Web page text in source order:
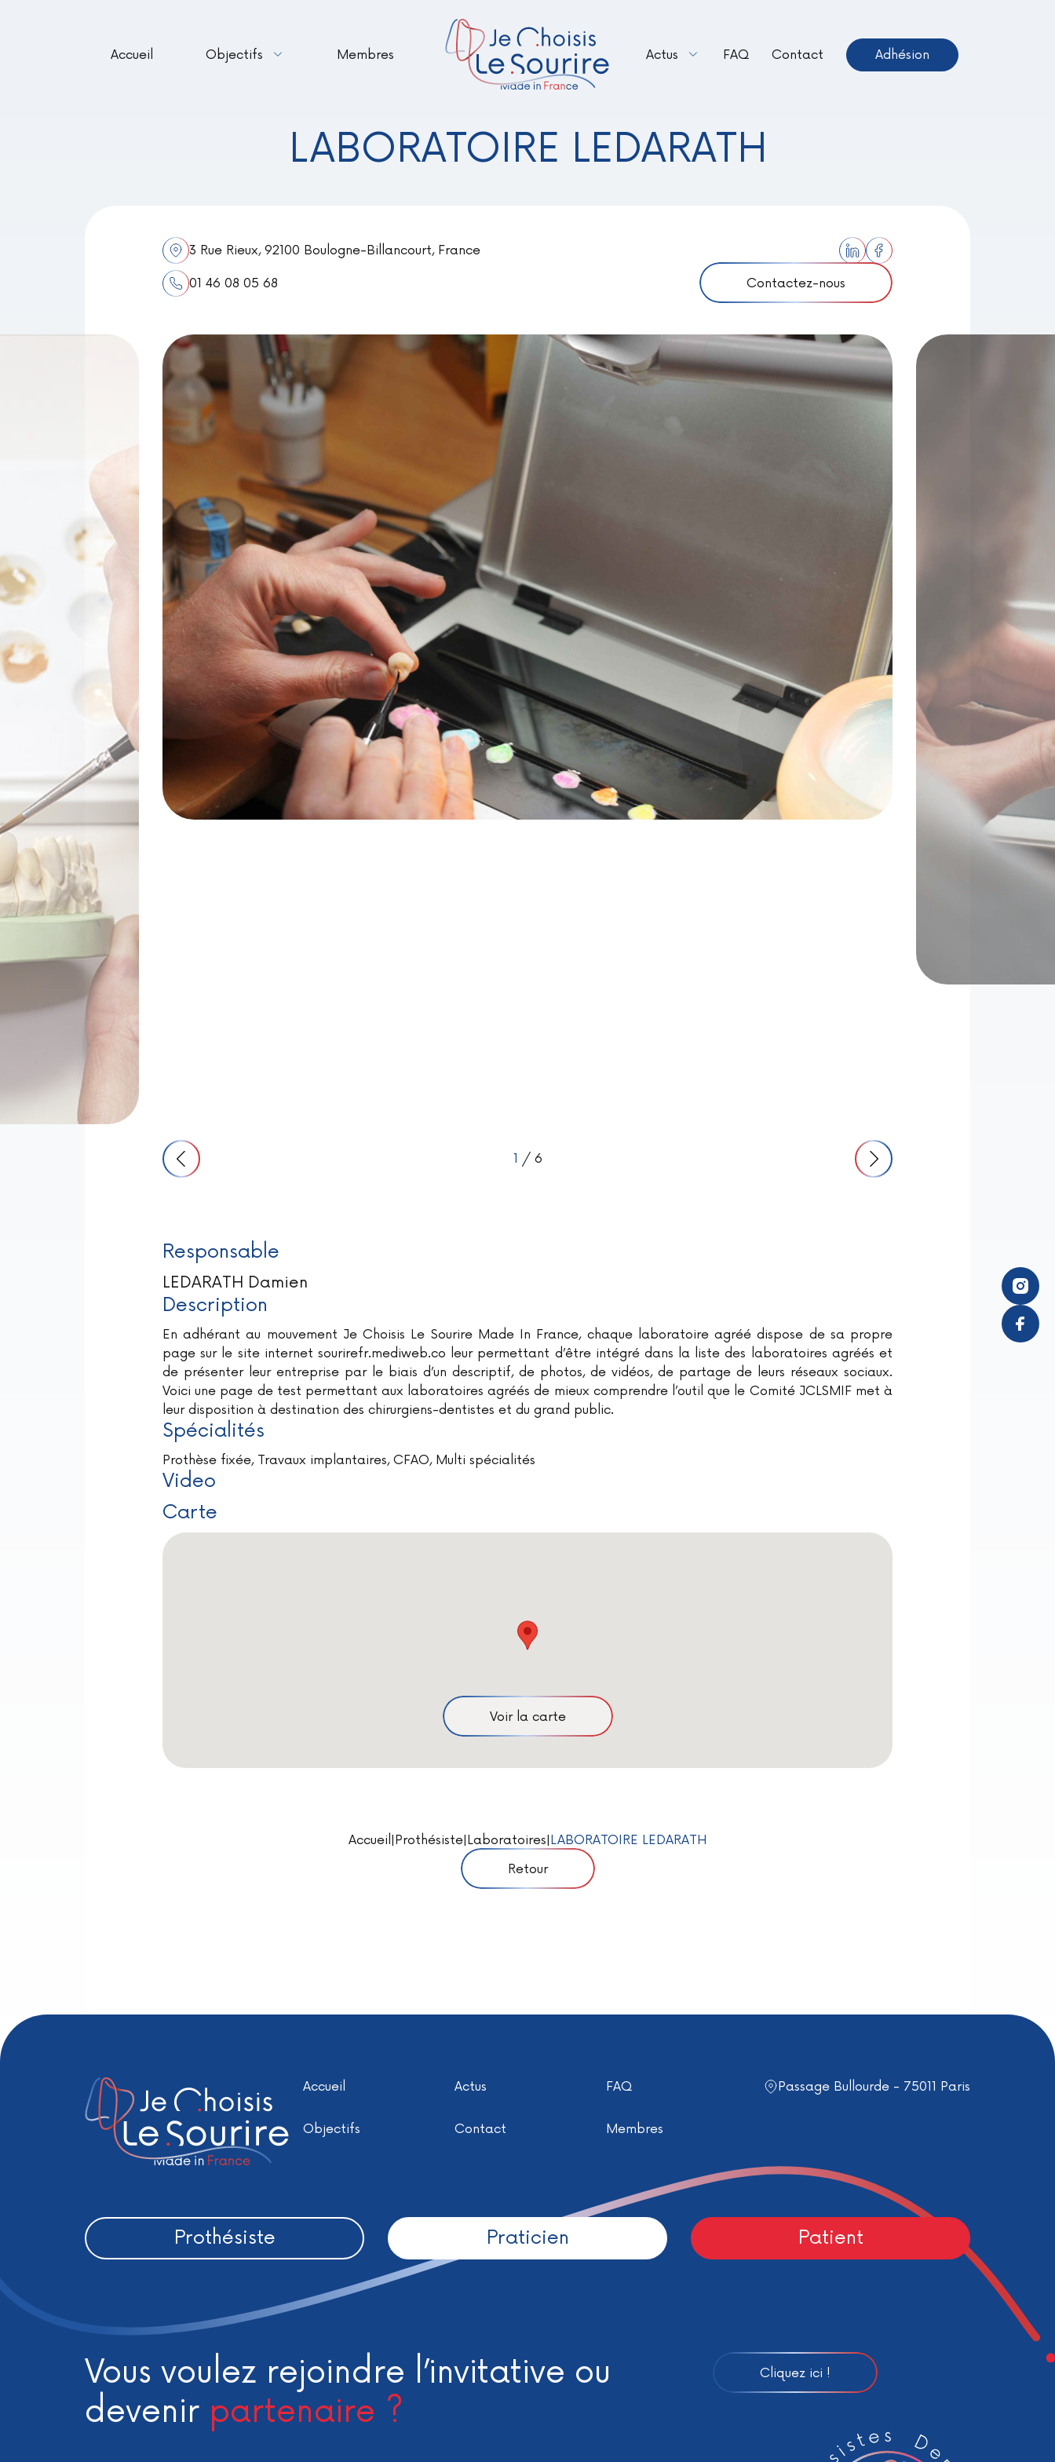
Accueil Objectifs Membres Actus FAQ Contact Adhésion
LABORATOIRE LEDARATH
3 Rue Rieux, 92100 Boulogne-Billancourt, France
01 46 08 05 68 Contactez-nous
1 / 6
Responsable
LEDARATH Damien
Description
En adhérant au mouvement Je Choisis Le Sourire Made In France, chaque laboratoire agréé dispose de sa propre
page sur le site internet sourirefr.mediweb.co leur permettant d’être intégré dans la liste des laboratoires agréés et
de présenter leur entreprise par le biais d’un descriptif, de photos, de vidéos, de partage de leurs réseaux sociaux.
Voici une page de test permettant aux laboratoires agréés de mieux comprendre l’outil que le Comité JCLSMIF met à
leur disposition à destination des chirurgiens-dentistes et du grand public.
Spécialités
Prothèse fixée, Travaux implantaires, CFAO, Multi spécialités
Video
Carte
Voir la carte
Accueil Prothésiste Laboratoires LABORATOIRE LEDARATH
Retour
Accueil Actus FAQ
Objectifs Contact Membres
Passage Bullourde - 75011 Paris
Prothésiste Praticien Patient
Vous voulez rejoindre l’invitative ou
devenir partenaire ?
Cliquez ici !